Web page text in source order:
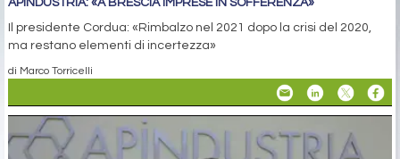
APINDUSTRIA: «A BRESCIA IMPRESE IN SOFFERENZA»
Il presidente Cordua: «Rimbalzo nel 2021 dopo la crisi del 2020,
ma restano elementi di incertezza»
di Marco Torricelli